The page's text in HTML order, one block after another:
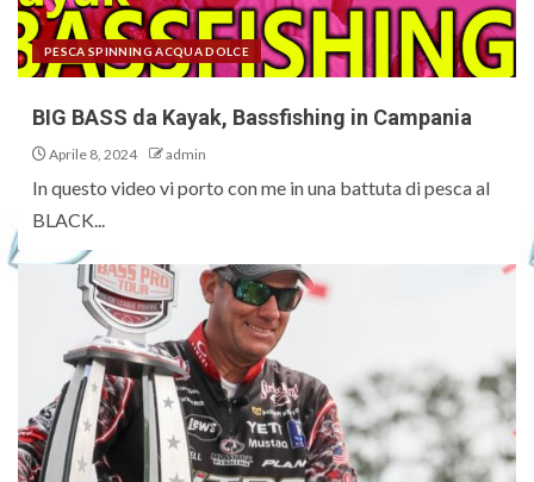
PESCA SPINNING ACQUA DOLCE
BIG BASS da Kayak, Bassfishing in Campania
Aprile 8, 2024 admin
In questo video vi porto con me in una battuta di pesca al
BLACK...